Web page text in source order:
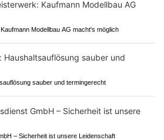
Modellbau AG macht's möglich
sauber und termingerecht
– Sicherheit ist unsere Leidenschaft